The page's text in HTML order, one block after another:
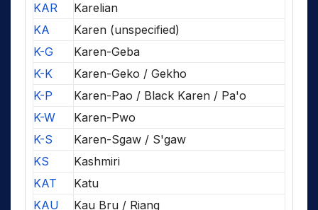
KAR
Karelian
KA
Karen (unspecified)
K-G
Karen-Geba
K-K
Karen-Geko / Gekho
K-P
Karen-Pao / Black Karen / Pa'o
K-W
Karen-Pwo
K-S
Karen-Sgaw / S'gaw
KS
Kashmiri
KAT
Katu
KAU
Kau Bru / Riang